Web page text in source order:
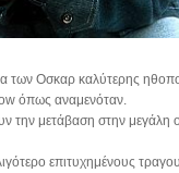
των Οσκαρ καλύτερης
όπως αναμενόταν.
την μετάβαση στην μεγάλη
επιτυχημένους